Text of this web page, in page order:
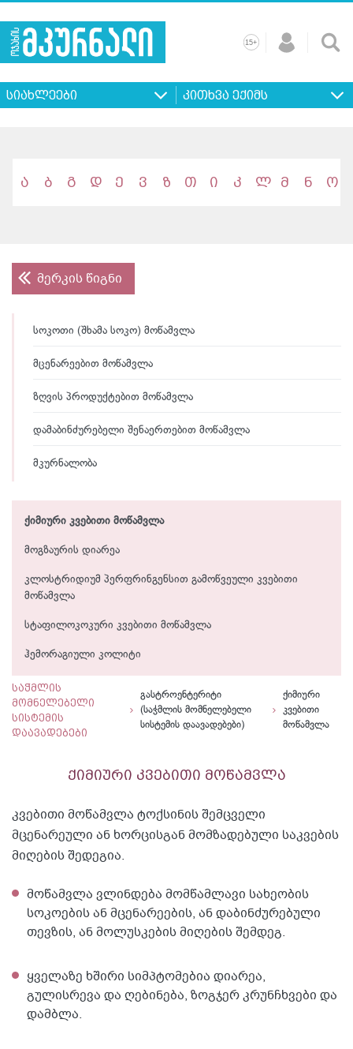
შესახებ ხშირად
კითხვები
15+
სიახლეები კითხვა ექიმს
ა ბ გ დ ე ვ ზ თ ი კ ლ მ ნ ო
მერკის წიგნი
სოკოთი (შხამა სოკო) მოწამვლა
მცენარეებით მოწამვლა
ზღვის პროდუქტებით მოწამვლა
დამაბინძურებელი შენაერთებით მოწამვლა
მკურნალობა
ქიმიური კვებითი მოწამვლა
მოგზაურის დიარეა
კლოსტრიდიუმ პერფრინგენსით გამოწვეული კვებითი
მოწამვლა
სტაფილოკოკური კვებითი მოწამვლა
ჰემორაგიული კოლიტი
საჭმლის
მომნელებელი
სისტემის
დაავადებები
გასტროენტერიტი
(საჭმლის მომნელებელი
სისტემის დაავადებები)
ქიმიური
კვებითი
მოწამვლა
ქიმიური კვებითი მოწამვლა
კვებითი მოწამვლა ტოქსინის შემცველი
მცენარეული ან ხორცისგან მომზადებული საკვების
მიღების შედეგია.
მოწამვლა ვლინდება მომწამლავი სახეობის
სოკოების ან მცენარეების, ან დაბინძურებული
თევზის, ან მოლუსკების მიღების შემდეგ.
ყველაზე ხშირი სიმპტომებია დიარეა,
გულისრევა და ღებინება, ზოგჯერ კრუნჩხვები და
დამბლა.